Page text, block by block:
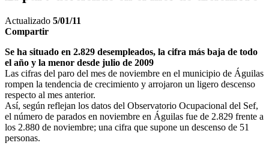
Actualizado 5/01/11
Compartir
Se ha situado en 2.829 desempleados, la cifra más baja de todo
el año y la menor desde julio de 2009
Las cifras del paro del mes de noviembre en el municipio de Águilas
rompen la tendencia de crecimiento y arrojaron un ligero descenso
respecto al mes anterior.
Así, según reflejan los datos del Observatorio Ocupacional del Sef,
el número de parados en noviembre en Águilas fue de 2.829 frente a
los 2.880 de noviembre; una cifra que supone un descenso de 51
personas.